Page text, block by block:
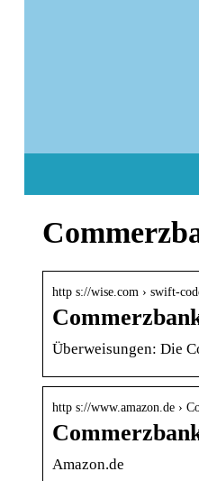
http s://wise.com › swift-
Überweisungen: Die
http s://www.amazon.de ›
Amazon.de